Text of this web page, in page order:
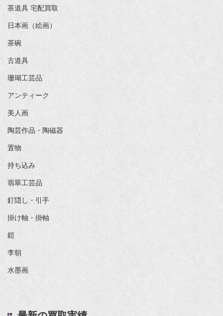
茶道具 宅配買取
日本画（絵画）
茶碗
古道具
珊瑚工芸品
アンティーク
美人画
陶芸作品・陶磁器
置物
持ち込み
翡翠工芸品
釘隠し・引手
掛け軸・掛軸
鎧
李朝
水墨画